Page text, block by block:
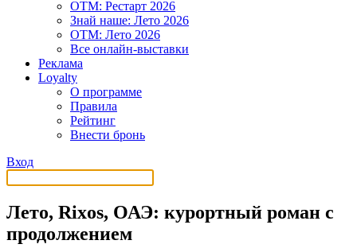
OTM: Рестарт 2026
Знай наше: Лето 2026
OTM: Лето 2026
Все онлайн-выставки
Реклама
Loyalty
О программе
Правила
Рейтинг
Внести бронь
Вход
Лето, Rixos, ОАЭ: курортный роман с
продолжением